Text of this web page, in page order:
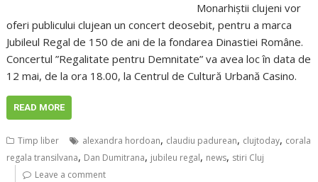
Monarhiștii clujeni vor
oferi publicului clujean un concert deosebit, pentru a marca
Jubileul Regal de 150 de ani de la fondarea Dinastiei Române.
Concertul ”Regalitate pentru Demnitate” va avea loc în data de
12 mai, de la ora 18.00, la Centrul de Cultură Urbană Casino.
READ MORE
Timp liber alexandra hordoan, claudiu padurean, clujtoday, corala
regala transilvana, Dan Dumitrana, jubileu regal, news, stiri Cluj
Leave a comment